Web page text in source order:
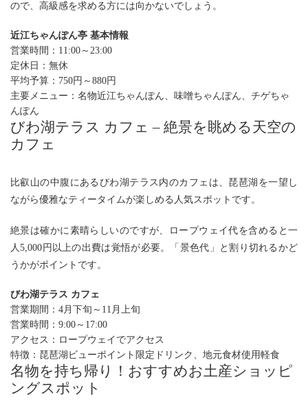
ので、高級感を求める方には向かないでしょう。
近江ちゃんぽん亭 基本情報
営業時間：11:00～23:00
定休日：無休
平均予算： 750円～880円
主要メニュー：名物近江ちゃんぽん、味噌ちゃんぽん、チゲちゃ
んぽん
びわ湖テラス カフェ – 絶景を眺める天空の
カフェ
比叡山の中腹にあるびわ湖テラス内のカフェは、琵琶湖を一望し
ながら優雅なティータイムが楽しめる人気スポットです。
絶景は確かに素晴らしいのですが、ロープウェイ代を含めると一
人5,000円以上の出費は覚悟が必要。「景色代」と割り切れるかど
うかがポイントです。
びわ湖テラス カフェ
営業期間：4月下旬～11月上旬
営業時間：9:00～17:00
アクセス：ロープウェイでアクセス
特徴：琵琶湖ビューポイント限定ドリンク、地元食材使用軽食
名物を持ち帰り！おすすめお土産ショッピ
ングスポット